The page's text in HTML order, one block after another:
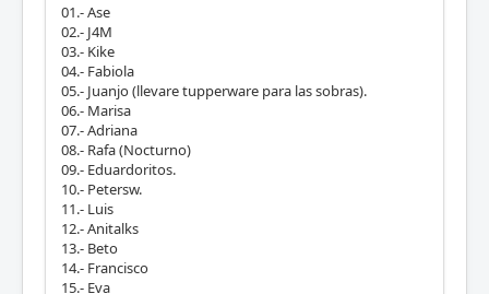
01.- Ase
02.- J4M
03.- Kike
04.- Fabiola
05.- Juanjo (llevare tupperware para las sobras).
06.- Marisa
07.- Adriana
08.- Rafa (Nocturno)
09.- Eduardoritos.
10.- Petersw.
11.- Luis
12.- Anitalks
13.- Beto
14.- Francisco
15.- Eva